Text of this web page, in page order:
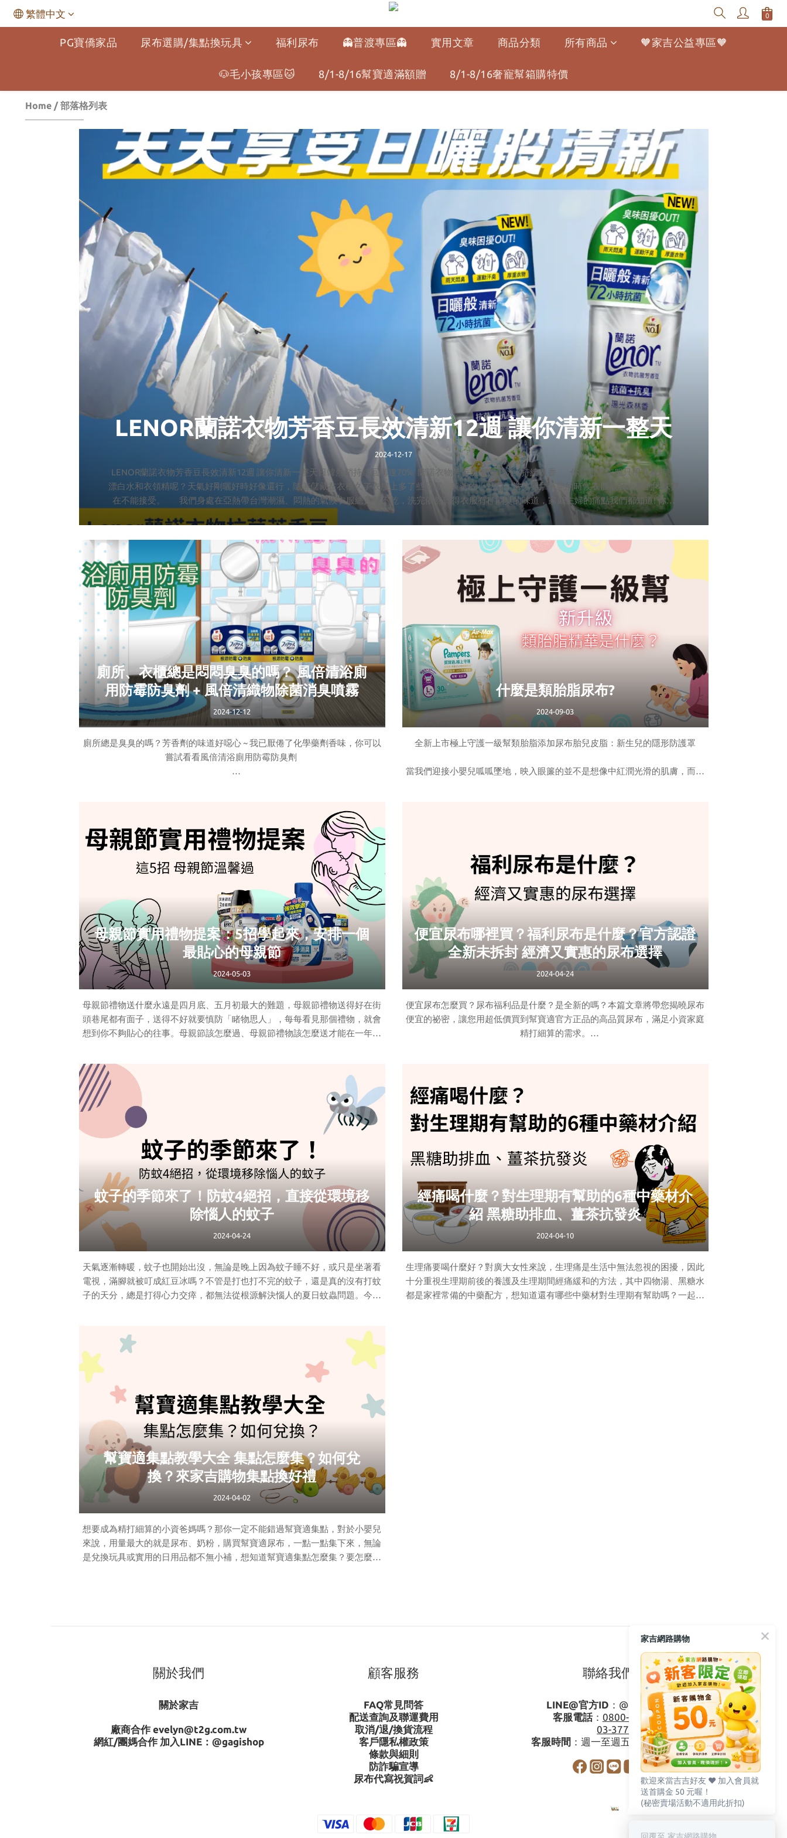
繁體中文
PG寶僑家品 尿布選購/集點換玩具 福利尿布 👻普渡專區👻 實用文章 商品分類 所有商品 🧡家吉公益專區🧡
🐶毛小孩專區🐱 8/1-8/16幫寶適滿額贈 8/1-8/16奢寵幫箱購特價
Home / 部落格列表
LENOR蘭諾衣物芳香豆長效清新12週 讓你清新一整天
2024-12-17
LENOR蘭諾衣物芳香豆長效清新12週 讓你清新一整天日韓熱銷持續回購達70% 蘭諾衣物芳香豆 鎖住乾淨X持續衣香 你是否洗衣服只用洗衣精、
漂白水和衣領精呢？天氣好剛曬好時好像還行，隨著儲藏在衣櫃久了衣服上多了些發霉、黃黃的小點點，當你要拿來穿的時候衣服散發出來的悶味實
在不能接受。 我們身處在亞熱帶台灣潮濕、悶熱的氣候衣服總是曬不乾，洗完依然覺得衣服有種悶臭的味道，家庭主婦的痛點我們都知道! 你需
要的是洗後持久耐聞的香氣還能淨白衣物的洗衣輔助品，與市面上一般的衣服芳
廁所、衣櫃總是悶悶臭臭的嗎？ 風倍清浴廁
用防霉防臭劑 + 風倍清織物除菌消臭噴霧
2024-12-12
廁所總是臭臭的嗎？芳香劑的味道好噁心 ~ 我已厭倦了化學藥劑香味，你可以
嘗試看看風倍清浴廁用防霉防臭劑
防霉防臭劑 氣流科技深入角落，2大功效-根源消臭+滲透防護
清新長效長達六週 -浴廁用防霉防臭劑，害怕化學藥劑味的請試試清新柑橘
香，高級調香師特調不再讓你聞了過敏、狂打噴嚏。 【風倍清】室內用抗菌消
臭防臭劑-清爽皂香 7ml【風倍清】室內用抗菌消臭防臭劑-清新白茶 7ml【風倍
清】室內用抗菌消臭防臭劑
什麼是類胎脂尿布?
2024-09-03
全新上市極上守護一級幫類胎脂添加尿布胎兒皮脂：新生兒的隱形防護罩
當我們迎接小嬰兒呱呱墜地，映入眼簾的並不是想像中紅潤光滑的肌膚，而是
效果。
母親節實用禮物提案：5招學起來，安排一個
最貼心的母親節
2024-05-03
母親節禮物送什麼永遠是四月底、五月初最大的難題，母親節禮物送得好在街
頭巷尾都有面子，送得不好就要慎防「睹物思人」，每每看見那個禮物，就會
想到你不夠貼心的往事。母親節該怎麼過、母親節禮物該怎麼送才能在一年一
鮮花跟美食雖然是華而不實的東西，但有誰能不愛？鮮花創造美的感受，記得
母親喜歡的花種或香氣，更能展現貼心，母親節之後，有先用用香氣美化整個
家居空間，看不到也聞得到，默默為生活加
便宜尿布哪裡買？福利尿布是什麼？官方認證
全新未拆封 經濟又實惠的尿布選擇
2024-04-24
便宜尿布怎麼買？尿布福利品是什麼？是全新的嗎？本篇文章將帶您揭曉尿布
便宜的祕密，讓您用超低價買到幫寶適官方正品的高品質尿布，滿足小資家庭
精打細算的需求。
福利尿布是指有效期限接近、外箱有些微貼標或破損。福利品是指商品在門市
展示後有外包裝折舊、磨損，因此以低於市價的價格售出。而福利尿布則是在
門市販售時已拆箱、外箱磨損貼標或接近有效期限，門市因庫存管理及門市展
示考量，將商品退回經銷商。
其實商品都還有6個月以上的有效期限，且內容物全新、商品狀態良好，消費者
蚊子的季節來了！防蚊4絕招，直接從環境移
除惱人的蚊子
2024-04-24
天氣逐漸轉暖，蚊子也開始出沒，無論是晚上因為蚊子睡不好，或只是坐著看
電視，滿腳就被叮成紅豆冰嗎？不管是打也打不完的蚊子，還是真的沒有打蚊
子的天分，總是打得心力交瘁，都無法從根源解決惱人的夏日蚊蟲問題。今天
蚊子的壽命有多長？可以在房間待多久？關於蚊子一定要知道的三件事
在對決之前，一定要認識我們的對手——蚊子，打不到蚊子，只要比蚊子命長
就可以吧？但蚊子的壽命有多長？活動範圍有多大？喜歡生活在哪裡呢？
蚊子介紹
台灣有約100
經痛喝什麼？對生理期有幫助的6種中藥材介
紹 黑糖助排血、薑茶抗發炎
2024-04-10
生理痛要喝什麼好？對廣大女性來說，生理痛是生活中無法忽視的困擾，因此
十分重視生理期前後的養護及生理期間經痛緩和的方法，其中四物湯、黑糖水
都是家裡常備的中藥配方，想知道還有哪些中藥材對生理期有幫助嗎？一起來
幫寶適集點教學大全 集點怎麼集？如何兌
換？來家吉購物集點換好禮
2024-04-02
想要成為精打細算的小資爸媽嗎？那你一定不能錯過幫寶適集點，對於小嬰兒
來說，用量最大的就是尿布、奶粉，購買幫寶適尿布，一點一點集下來，無論
是兌換玩具或實用的日用品都不無小補，想知道幫寶適集點怎麼集？要怎麼讓
「幫寶適成長集點送」是幫寶適尿布的集點活動，幫寶適的會員可經由商品購
的一級幫拉拉褲。
關於我們
關於家吉
廠商合作 evelyn@t2g.com.tw
網紅/團媽合作 加入LINE： @gagishop
顧客服務
FAQ常見問答
配送查詢及聯運費用
取消/退/換貨流程
客戶隱私權政策
條款與細則
防詐騙宣導
尿布代寫祝賀詞👶
聯絡我們
LINE@官方ID ： @gagishop
客服電話： 0800-273795
03-3778587
客服時間 ：週一至週五08:30-17:30
家吉網路購物
歡迎來當吉吉好友 ♥️ 加入會員就
送首購金 50 元喔！
(秘密賣場活動不適用此折扣)
回覆至 家吉網路購物